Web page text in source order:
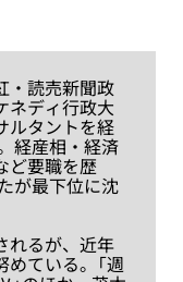
・読売新聞政
ネディ行政大
ルタントを経
経産相・経済
ど要職を歴
が最下位に沈
れるが、近年
ている。「週